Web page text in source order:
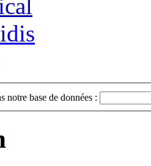
notre base de données :